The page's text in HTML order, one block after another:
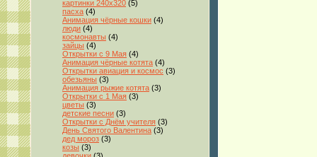
картинки 240x320 (5)
пасха (4)
Анимация чёрные кошки (4)
люди (4)
космонавты (4)
зайцы (4)
Открытки с 9 Мая (4)
Анимация чёрные котята (4)
Открытки авиация и космос (3)
обезьяны (3)
Анимация рыжие котята (3)
Открытки с 1 Мая (3)
цветы (3)
детские песни (3)
Открытки с Днём учителя (3)
День Святого Валентина (3)
дед мороз (3)
козы (3)